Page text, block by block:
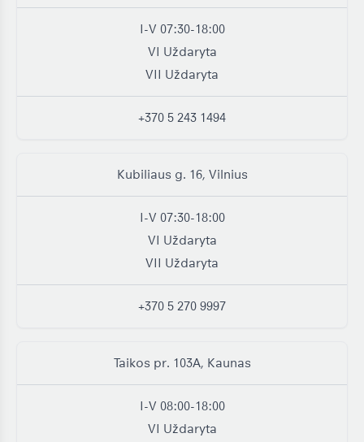
I-V 07:30-18:00
VI Uždaryta
VII Uždaryta
+370 5 243 1494
Kubiliaus g. 16, Vilnius
I-V 07:30-18:00
VI Uždaryta
VII Uždaryta
+370 5 270 9997
Taikos pr. 103A, Kaunas
I-V 08:00-18:00
VI Uždaryta